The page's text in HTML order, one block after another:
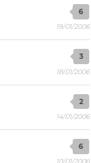
6
19/01/2006
3
18/01/2006
2
14/01/2006
6